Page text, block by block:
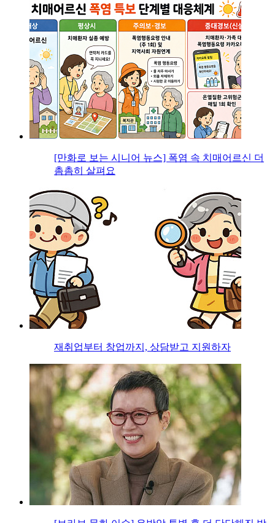
[만화로 보는 시니어 뉴스] 폭염 속 치매어르신 더
촘촘히 살펴요
재취업부터 창업까지, 상담받고 지원하자